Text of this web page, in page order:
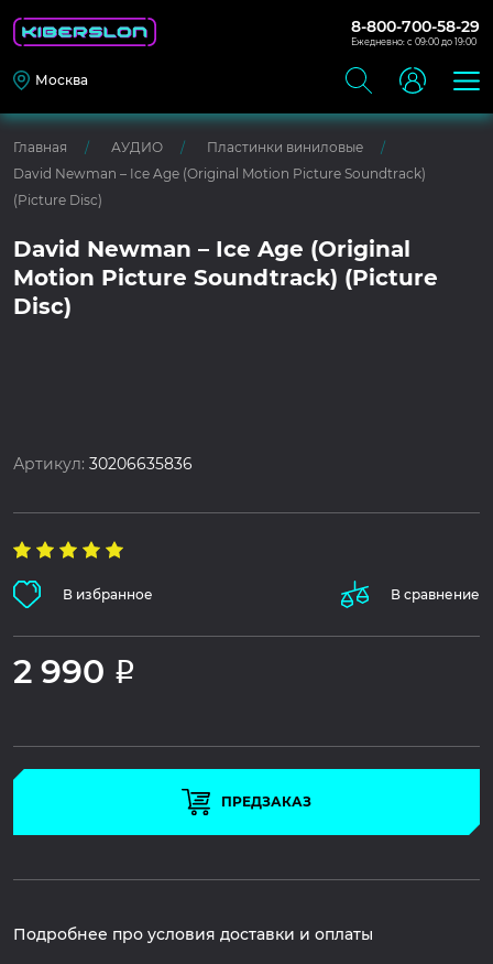
8-800-700-58-29
Ежедневно: с 09:00 до 19:00
Москва
Главная АУДИО
Пластинки виниловые
David Newman – Ice Age (Original Motion Picture Soundtrack)
(Picture Disc)
David Newman – Ice Age (Original
Motion Picture Soundtrack) (Picture
Disc)
Артикул:30206635836
В избранное В сравнение
2 990 Р
ПРЕДЗАКАЗ
Подробнее про условия доставки и оплаты